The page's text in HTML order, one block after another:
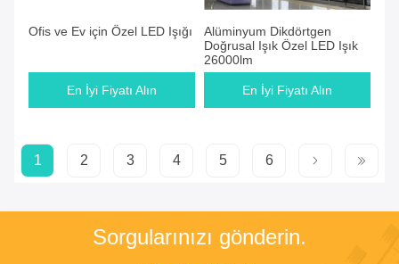
Ofis ve Ev için Özel LED Işığı
En İyi Fiyatı Alın
Alüminyum Dikdörtgen
Doğrusal Işık Özel LED Işık
26000lm
En İyi Fiyatı Alın
1 2 3 4 5 6
Sorgularınızı gönderin.